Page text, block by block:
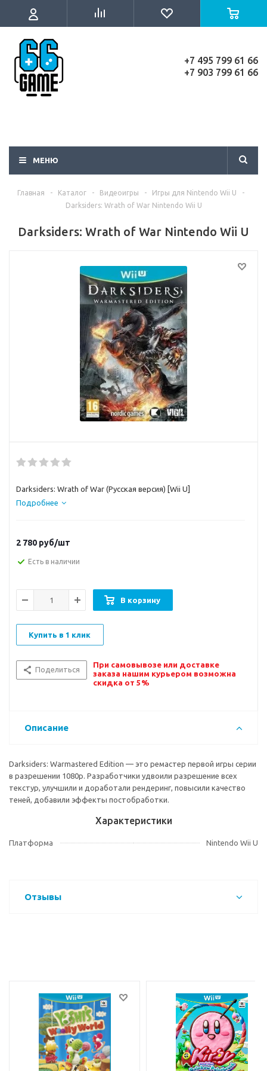
+7 495 799 61 66
+7 903 799 61 66
МЕНЮ
Главная - Каталог - Видеоигры - Игры для Nintendo Wii U
-
Darksiders: Wrath of War Nintendo Wii U
Darksiders: Wrath of War Nintendo Wii U
Darksiders: Wrath of War (Русская версия) [Wii U]
Подробнее
2 780 руб/шт
Есть в наличии
В корзину
Купить в 1 клик
Поделиться
При самовывозе или доставке
заказа нашим курьером возможна
скидка от 5%
Описание
Darksiders: Warmastered Edition — это ремастер первой игры серии
в разрешении 1080p. Разработчики удвоили разрешение всех
текстур, улучшили и доработали рендеринг, повысили качество
теней, добавили эффекты постобработки.
Характеристики
Платформа Nintendo Wii U
Отзывы